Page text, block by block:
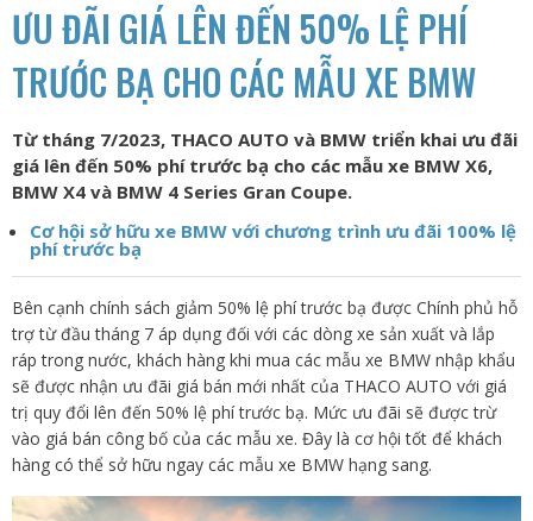
ƯU ĐÃI GIÁ LÊN ĐẾN 50% LỆ PHÍ
TRƯỚC BẠ CHO CÁC MẪU XE BMW
Từ tháng 7/2023, THACO AUTO và BMW triển khai ưu đãi
giá lên đến 50% phí trước bạ cho các mẫu xe BMW X6,
BMW X4 và BMW 4 Series Gran Coupe.
Cơ hội sở hữu xe BMW với chương trình ưu đãi 100% lệ
phí trước bạ
Bên cạnh chính sách giảm 50% lệ phí trước bạ được Chính phủ hỗ
trợ từ đầu tháng 7 áp dụng đối với các dòng xe sản xuất và lắp
ráp trong nước, khách hàng khi mua các mẫu xe BMW nhập khẩu
sẽ được nhận ưu đãi giá bán mới nhất của THACO AUTO với giá
trị quy đổi lên đến 50% lệ phí trước bạ. Mức ưu đãi sẽ được trừ
vào giá bán công bố của các mẫu xe. Đây là cơ hội tốt để khách
hàng có thể sở hữu ngay các mẫu xe BMW hạng sang.